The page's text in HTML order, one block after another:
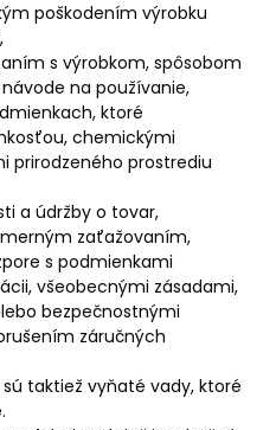
poškodením výrobku
s výrobkom, spôsobom
na používanie,
ktoré
chemickými
prirodzeného prostrediu
a údržby o tovar,
zaťažovaním,
s podmienkami
všeobecnými zásadami,
bezpečnostnými
záručných
taktiež vyňaté vady, ktoré